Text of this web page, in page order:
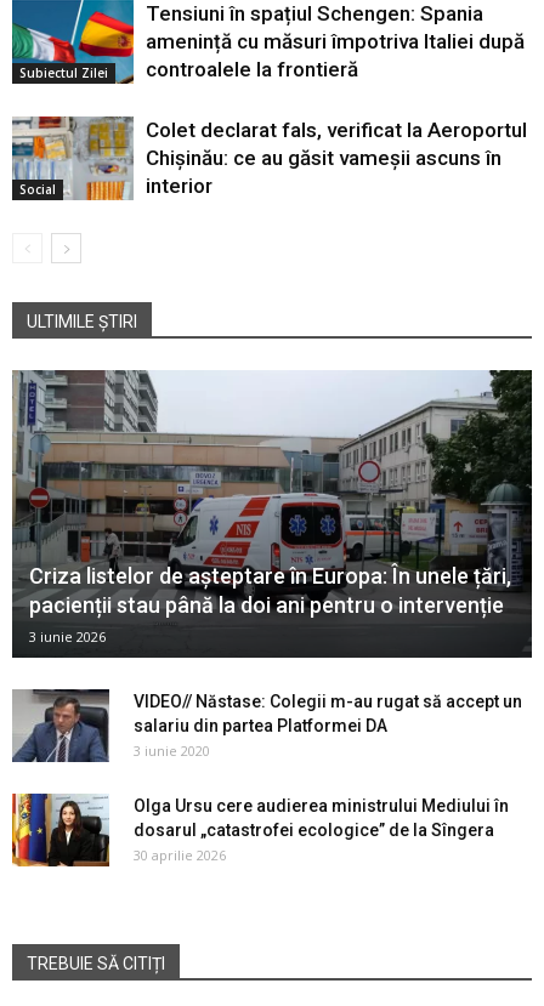
Subiectul Zilei
Tensiuni în spațiul Schengen: Spania
amenință cu măsuri împotriva Italiei după
controalele la frontieră
Social
Colet declarat fals, verificat la Aeroportul
Chișinău: ce au găsit vameșii ascuns în
interior
ULTIMILE ȘTIRI
Criza listelor de așteptare în Europa: În unele țări,
pacienții stau până la doi ani pentru o intervenție
3 iunie 2026
VIDEO// Năstase: Colegii m-au rugat să accept un
salariu din partea Platformei DA
3 iunie 2020
Olga Ursu cere audierea ministrului Mediului în
dosarul „catastrofei ecologice” de la Sîngera
30 aprilie 2026
TREBUIE SĂ CITIȚI